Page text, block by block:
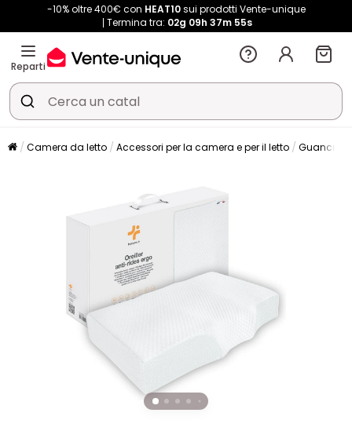
-10% oltre 400€ con HEAT10sui prodotti Vente-unique
Termina tra: 02g 09h 37m 54s
Reparti
Camera da letto Accessori per la camera e per il letto Guanciale